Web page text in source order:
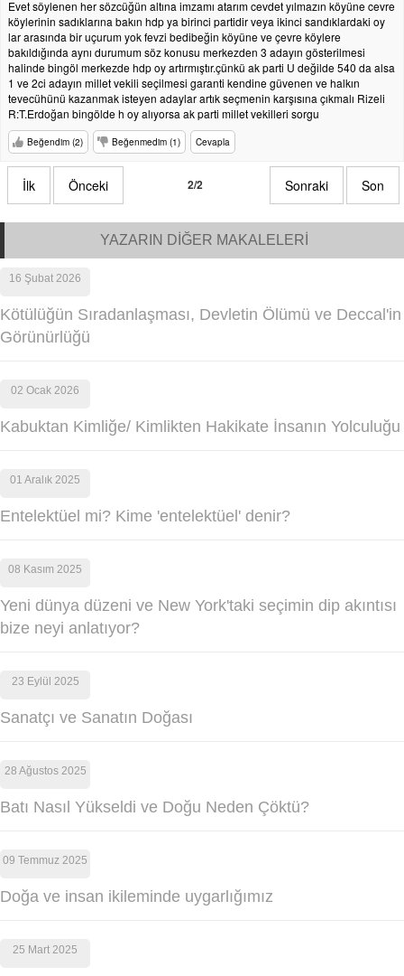
Evet söylenen her sözcüğün altına imzamı atarım cevdet yılmazın köyüne cevre
köylerinin sadıklarına bakın hdp ya birinci partidir veya ikinci sandıklardaki oy
lar arasında bir uçurum yok fevzi bedibeğin köyüne ve çevre köylere
bakıldığında aynı durumum söz konusu merkezden 3 adayın gösterilmesi
halinde bingöl merkezde hdp oy artırmıştır.çünkü ak parti U değilde 540 da alsa
1 ve 2ci adayın millet vekili seçilmesi garanti kendine güvenen ve halkın
tevecühünü kazanmak isteyen adaylar artık seçmenin karşısına çıkmalı Rizeli
R:T.Erdoğan bingölde h oy alıyorsa ak parti millet vekilleri sorgu
Beğendim (2) Beğenmedim (1) Cevapla
İlk Önceki 2/2 Sonraki Son
YAZARIN DİĞER MAKALELERİ
16 Şubat 2026
Kötülüğün Sıradanlaşması, Devletin Ölümü ve Deccal'in
Görünürlüğü
02 Ocak 2026
Kabuktan Kimliğe/ Kimlikten Hakikate İnsanın Yolculuğu
01 Aralık 2025
Entelektüel mi? Kime 'entelektüel' denir?
08 Kasım 2025
Yeni dünya düzeni ve New York'taki seçimin dip akıntısı
bize neyi anlatıyor?
23 Eylül 2025
Sanatçı ve Sanatın Doğası
28 Ağustos 2025
Batı Nasıl Yükseldi ve Doğu Neden Çöktü?
09 Temmuz 2025
Doğa ve insan ikileminde uygarlığımız
25 Mart 2025